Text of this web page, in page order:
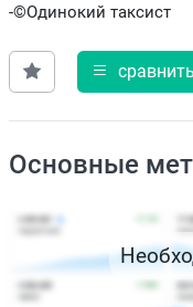
-©Одинокий таксист
сравнить
Основные